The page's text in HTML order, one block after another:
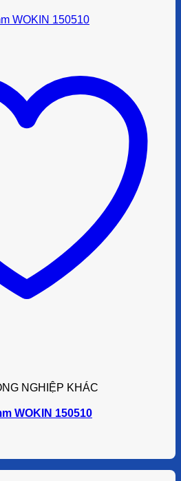
NGHIỆP KHÁC
WOKIN 150510